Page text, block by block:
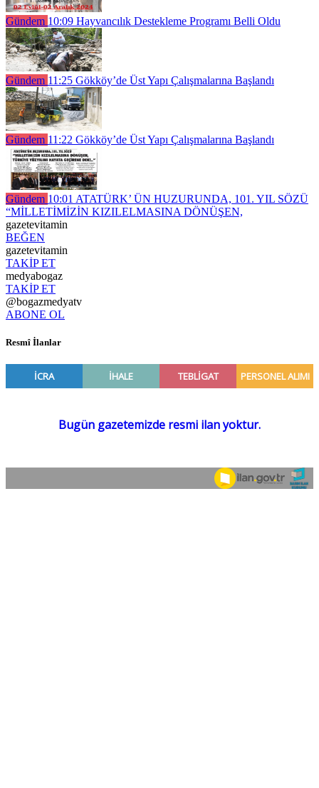
Gündem 10:09 Hayvancılık Destekleme Programı Belli Oldu
Gündem 11:25 Gökköy’de Üst Yapı Çalışmalarına Başlandı
Gündem 11:22 Gökköy’de Üst Yapı Çalışmalarına Başlandı
Gündem 10:01 ATATÜRK’ ÜN HUZURUNDA, 101. YIL SÖZÜ
“MİLLETİMİZİN KIZILELMASINA DÖNÜŞEN,
gazetevitamin
BEĞEN
gazetevitamin
TAKİP ET
medyabogaz
TAKİP ET
@bogazmedyatv
ABONE OL
Resmî İlanlar